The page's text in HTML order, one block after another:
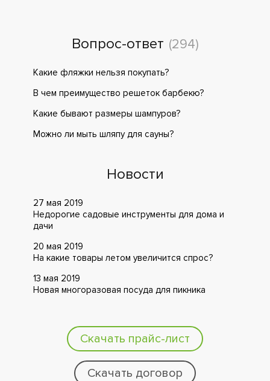
Вопрос-ответ (294)
Какие фляжки нельзя покупать?
В чем преимущество решеток барбекю?
Какие бывают размеры шампуров?
Можно ли мыть шляпу для сауны?
Новости
27 мая 2019
Недорогие садовые инструменты для дома и
дачи
20 мая 2019
На какие товары летом увеличится спрос?
13 мая 2019
Новая многоразовая посуда для пикника
Скачать прайс-лист
Скачать договор